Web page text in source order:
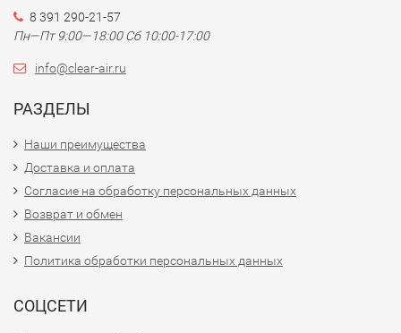
8 391 290-21-57
Пн—Пт 9:00—18:00 Сб 10:00-17:00
info@clear-air.ru
РАЗДЕЛЫ
Наши преимущества
Доставка и оплата
Согласие на обработку персональных данных
Возврат и обмен
Вакансии
Политика обработки персональных данных
СОЦСЕТИ